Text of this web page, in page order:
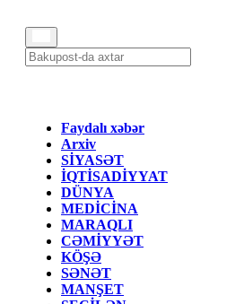
Faydalı xəbər
Arxiv
SİYASƏT
İQTİSADİYYAT
DÜNYA
MEDİCİNA
MARAQLI
CƏMİYYƏT
KÖŞƏ
SƏNƏT
MANŞET